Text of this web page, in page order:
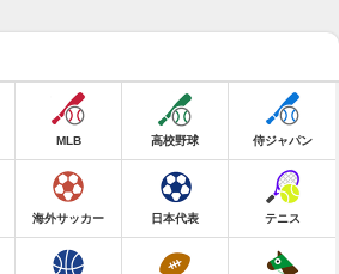
MLB 高校野球 侍ジャパン
海外サッカー 日本代表 テニス